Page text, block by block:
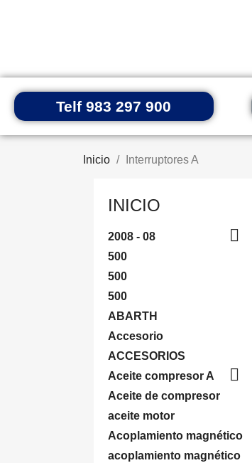
Telf 983 297 900
Inicio Interruptores A
INICIO
2008 - 08 
500
500
500
ABARTH
Accesorio
ACCESORIOS
Aceite compresor A

Aceite de compresor
aceite motor
Acoplamiento magnético
acoplamiento magnético